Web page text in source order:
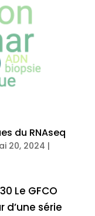
du RNAseq
20, 2024 |
Le GFCO
série